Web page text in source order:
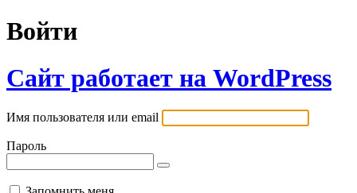
Войти
Сайт работает на WordPress
Имя пользователя или email
Пароль